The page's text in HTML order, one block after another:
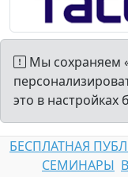
Мы сохраняем
это в настройках
БЕСПЛАТНАЯ
СЕМИНАРЫ